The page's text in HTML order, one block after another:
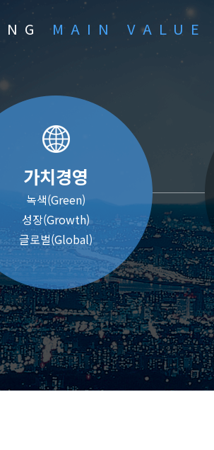
MAIN VALUE
가치경영
녹색(Green)
성장(Growth)
글로벌(Global)